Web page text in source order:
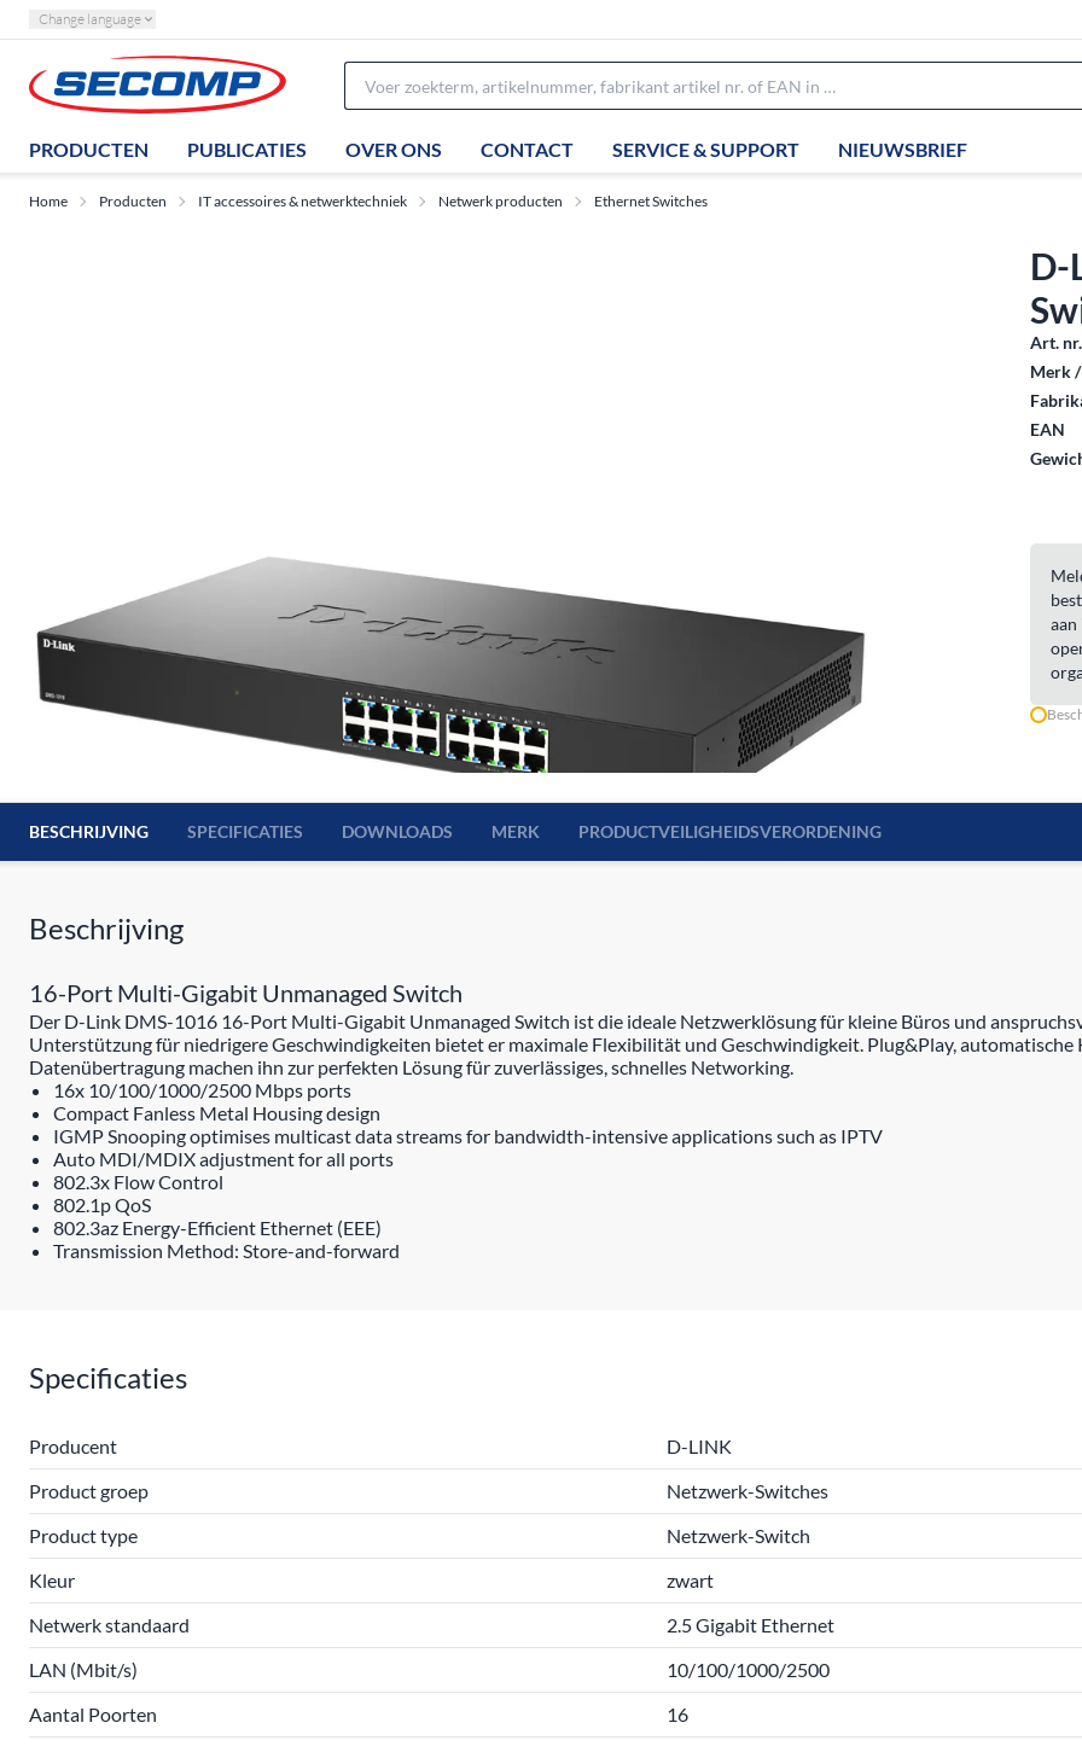
Change language
PRODUCTEN PUBLICATIES OVER ONS CONTACT SERVICE & SUPPORT NIEUWSBRIEF
Home Producten IT accessoires & netwerktechniek Netwerk producten Ethernet Switches
D-
Art. nr.
Merk
EAN
BESCHRIJVING SPECIFICATIES DOWNLOADS MERK PRODUCTVEILIGHEIDSVERORDENING
Beschrijving
16-Port Multi-Gigabit Unmanaged Switch
Der D-Link DMS-1016 16-Port Multi-Gigabit Unmanaged Switch ist die ideale Netzwerklösung für kleine Büros und
Unterstützung für niedrigere Geschwindigkeiten bietet er maximale Flexibilität und Geschwindigkeit. Plug&Play,
Datenübertragung machen ihn zur perfekten Lösung für zuverlässiges, schnelles Networking.
16x 10/100/1000/2500 Mbps ports
Compact Fanless Metal Housing design
IGMP Snooping optimises multicast data streams for bandwidth-intensive applications such as IPTV
Auto MDI/MDIX adjustment for all ports
802.3x Flow Control
802.1p QoS
802.3az Energy-Efficient Ethernet (EEE)
Transmission Method: Store-and-forward
Specificaties
Producent
D-LINK
Product groep
Netzwerk-Switches
Product type
Netzwerk-Switch
Kleur
zwart
Netwerk standaard
2.5 Gigabit Ethernet
LAN (Mbit/s)
10/100/1000/2500
Aantal Poorten
16